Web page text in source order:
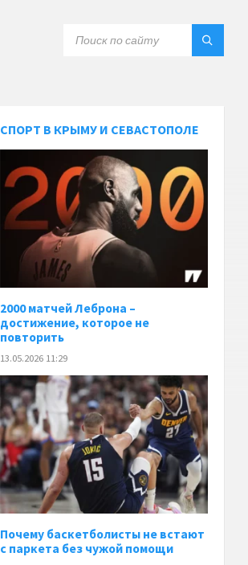
СПОРТ В КРЫМУ И СЕВАСТОПОЛЕ
2000 матчей Леброна –
достижение, которое не
повторить
13.05.2026 11:29
Почему баскетболисты не встают
с паркета без чужой помощи